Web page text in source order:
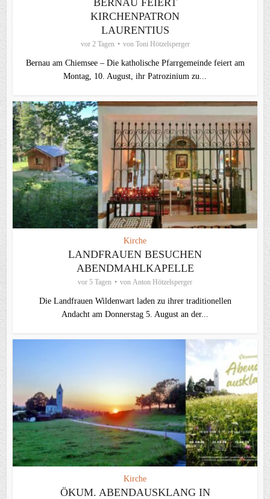
KIRCHENPATRON
LAURENTIUS
vor 2 Tagen von Toni Hötzelsperger
Bernau am Chiemsee – Die katholische Pfarrgemeinde feiert am
Montag, 10. August, ihr Patrozinium zu...
Kirche
LANDFRAUEN BESUCHEN
ABENDMAHLKAPELLE
vor 5 Tagen von Anton Hötzelsperger
Die Landfrauen Wildenwart laden zu ihrer traditionellen
Andacht am Donnerstag 5. August an der...
Kirche
ÖKUM. ABENDAUSKLANG IN